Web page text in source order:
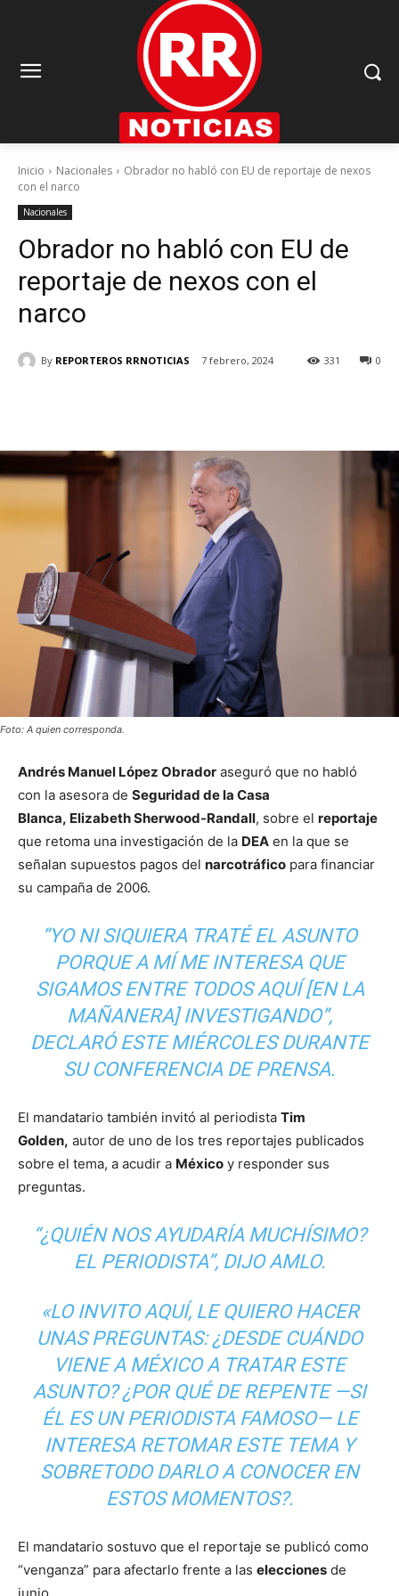
Inicio Nacionales
Obrador no habló con EU de reportaje de nexos
con el narco
Nacionales
Obrador no habló con EU de
reportaje de nexos con el
narco
By REPORTEROS RRNOTICIAS 7 febrero, 2024 0
331
Foto: A quien corresponda.
Andrés Manuel López Obrador aseguró que no habló
con la asesora de Seguridad de la Casa
Blanca, Elizabeth Sherwood-Randall, sobre el reportaje
que retoma una investigación de la DEA en la que se
señalan supuestos pagos del narcotráfico para financiar
su campaña de 2006.
“YO NI SIQUIERA TRATÉ EL ASUNTO
PORQUE A MÍ ME INTERESA QUE
SIGAMOS ENTRE TODOS AQUÍ [EN LA
MAÑANERA] INVESTIGANDO”,
DECLARÓ ESTE MIÉRCOLES DURANTE
SU CONFERENCIA DE PRENSA.
El mandatario también invitó al periodista Tim
Golden, autor de uno de los tres reportajes publicados
sobre el tema, a acudir a México y responder sus
preguntas.
“¿QUIÉN NOS AYUDARÍA MUCHÍSIMO?
EL PERIODISTA”, DIJO AMLO.
«LO INVITO AQUÍ, LE QUIERO HACER
UNAS PREGUNTAS: ¿DESDE CUÁNDO
VIENE A MÉXICO A TRATAR ESTE
ASUNTO? ¿POR QUÉ DE REPENTE —SI
ÉL ES UN PERIODISTA FAMOSO— LE
INTERESA RETOMAR ESTE TEMA Y
SOBRETODO DARLO A CONOCER EN
ESTOS MOMENTOS?.
El mandatario sostuvo que el reportaje se publicó como
“venganza” para afectarlo frente a las elecciones de